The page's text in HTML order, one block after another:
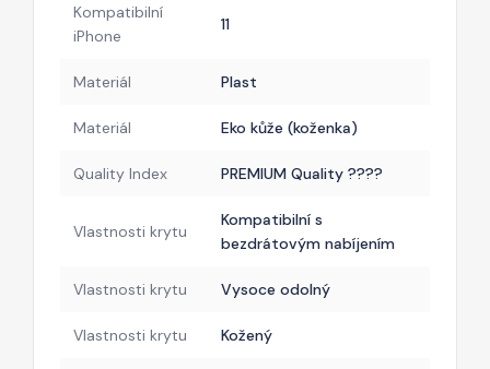
Kompatibilní
iPhone
11
Materiál Plast
Materiál Eko kůže (koženka)
Quality Index PREMIUM Quality ????
Vlastnosti krytu
Kompatibilní s
bezdrátovým nabíjením
Vlastnosti krytu Vysoce odolný
Vlastnosti krytu Kožený